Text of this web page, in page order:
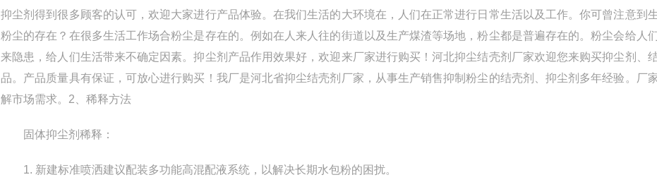
抑尘剂得到很多顾客的认可，欢迎大家进行产品体验。在我们生活的大环境在，人们在正常进行日常生活以及工作。你可曾注意到
粉尘的存在？在很多生活工作场合粉尘是存在的。例如在人来人往的街道以及生产煤渣等场地，粉尘都是普遍存在的。粉尘会给人
来隐患，给人们生活带来不确定因素。抑尘剂产品作用效果好，欢迎来厂家进行购买！河北抑尘结壳剂厂家欢迎您来购买抑尘剂、
品。产品质量具有保证，可放心进行购买！我厂是河北省抑尘结壳剂厂家，从事生产销售抑制粉尘的结壳剂、抑尘剂多年经验。厂
解市场需求。2、稀释方法
固体抑尘剂稀释：
1. 新建标准喷洒建议配装多功能高混配液系统，以解决长期水包粉的困扰。